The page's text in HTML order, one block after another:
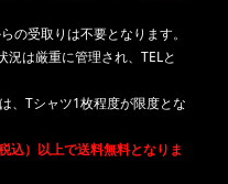
の受取りは不要となります。
況は厳重に管理され、TELと
、Tシャツ1枚程度が限度とな
込）以上で送料無料となりま